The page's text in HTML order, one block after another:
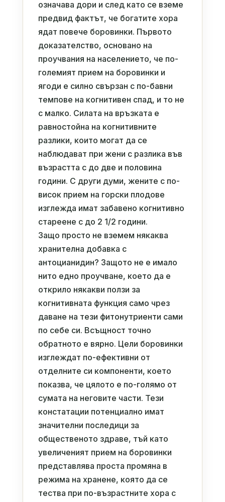
означава дори и след като се вземе
предвид фактът, че богатите хора
ядат повече боровинки. Първото
доказателство, основано на
проучвания на населението, че по-
големият прием на боровинки и
ягоди е силно свързан с по-бавни
темпове на когнитивен спад, и то не
с малко. Силата на връзката е
равностойна на когнитивните
разлики, които могат да се
наблюдават при жени с разлика във
възрастта с до две и половина
години. С други думи, жените с по-
висок прием на горски плодове
изглежда имат забавено когнитивно
стареене с до 2 1/2 години.
Защо просто не вземем някаква
хранителна добавка с
антоцианидин? Защото не е имало
нито едно проучване, което да е
открило някакви ползи за
когнитивната функция само чрез
даване на тези фитонутриенти сами
по себе си. Всъщност точно
обратното е вярно. Цели боровинки
изглеждат по-ефективни от
отделните си компоненти, което
показва, че цялото е по-голямо от
сумата на неговите части. Тези
констатации потенциално имат
значителни последици за
общественото здраве, тъй като
увеличеният прием на боровинки
представлява проста промяна в
режима на хранене, която да се
тества при по-възрастните хора с